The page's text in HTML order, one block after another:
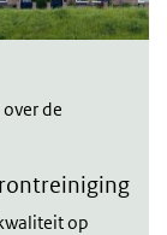
de
op